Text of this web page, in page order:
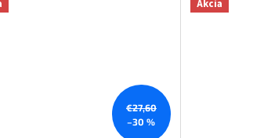
€27,60
–30 %
Akcia